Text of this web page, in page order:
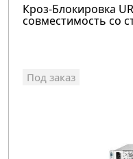
Кроз-Блокировка
совместимость со
Под заказ